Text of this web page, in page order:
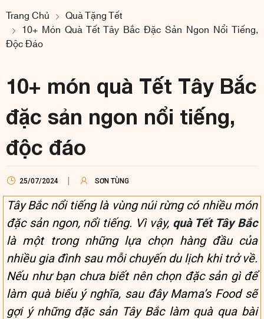
Trang Chủ
Quà Tặng Tết
10+ Món Quà Tết Tây Bắc Đặc Sản Ngon Nổi Tiếng,
Độc Đáo
10+ món quà Tết Tây Bắc
đặc sản ngon nổi tiếng,
độc đáo
25/07/2024 SƠN TÙNG
Tây Bắc nổi tiếng là vùng núi rừng có nhiều món
đặc sản ngon, nổi tiếng. Vì vậy, quà Tết Tây Bắc
là một trong những lựa chọn hàng đầu của
nhiều gia đình sau mỗi chuyến du lịch khi trở về.
Nếu như bạn chưa biết nên chọn đặc sản gì để
làm quà biếu ý nghĩa, sau đây Mama’s Food sẽ
gợi ý những đặc sản Tây Bắc làm quà qua bài